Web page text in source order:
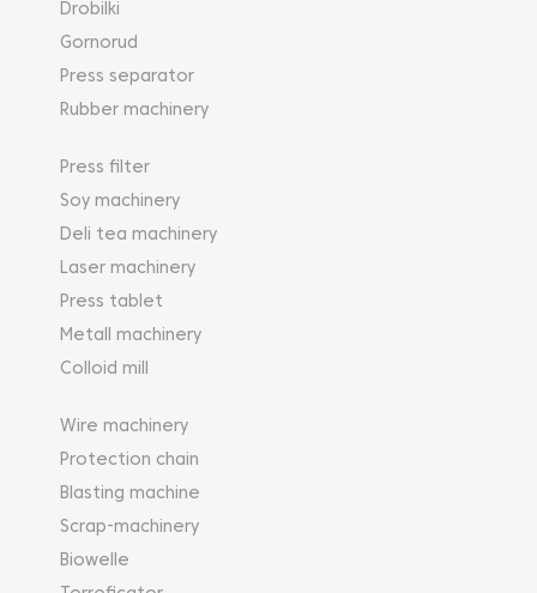
Drobilki
Gornorud
Press separator
Rubber machinery
Press filter
Soy machinery
Deli tea machinery
Laser machinery
Press tablet
Metall machinery
Colloid mill
Wire machinery
Protection chain
Blasting machine
Scrap-machinery
Biowelle